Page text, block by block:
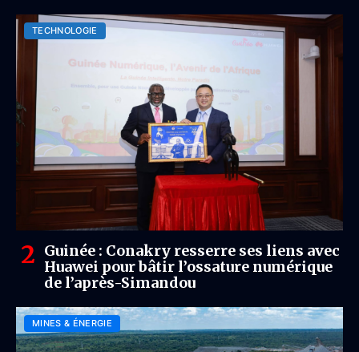
TECHNOLOGIE
Guinée : Conakry resserre ses liens avec
Huawei pour bâtir l’ossature numérique
de l’après-Simandou
MINES & ÉNERGIE